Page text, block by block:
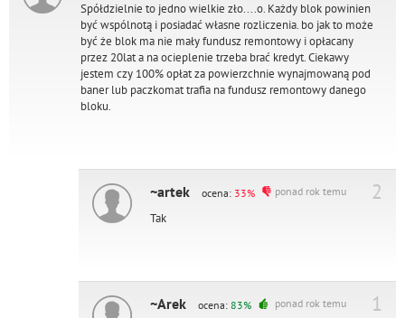
Spółdzielnie to jedno wielkie zło....o. Każdy blok powinien
być wspólnotą i posiadać własne rozliczenia. bo jak to może
być że blok ma nie mały fundusz remontowy i opłacany
przez 20lat a na ocieplenie trzeba brać kredyt. Ciekawy
jestem czy 100% opłat za powierzchnie wynajmowaną pod
baner lub paczkomat trafia na fundusz remontowy danego
bloku.
~artek 2
ponad rok temu
ocena: 33%
Tak
~Arek 1
ponad rok temu
ocena: 83%